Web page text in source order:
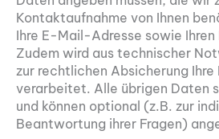
Kontaktaufnahme von Ihnen
Ihre E-Mail-Adresse sowie Ihren
Zudem wird aus technischer
zur rechtlichen Absicherung Ihre
verarbeitet. Alle übrigen Daten
und können optional (z.B. zur
Beantwortung ihrer Fragen)